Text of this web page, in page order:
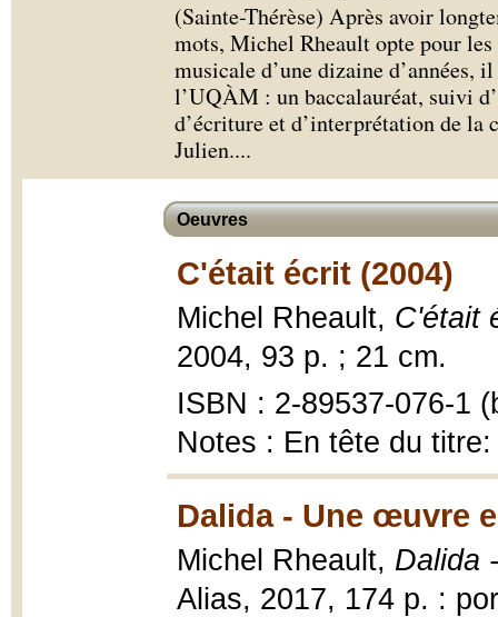
(Sainte-Thérèse) Après avoir
mots, Michel Rheault opte pour
musicale d’une dizaine d’années,
l’UQÀM : un baccalauréat, suivi
d’écriture et d’interprétation de la
Julien....
Oeuvres
C'était écrit (2004)
Michel Rheault, C'était
2004, 93 p. ; 21 cm.
ISBN : 2-89537-076-1
Notes : En tête du
Dalida - Une œuvre
Michel Rheault, Dalida
Alias, 2017, 174 p. :